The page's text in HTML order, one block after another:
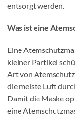
entsorgt werden.
Was ist eine
Eine
kleiner Partikel
Art von
die meiste Luft
Damit die Maske
eine